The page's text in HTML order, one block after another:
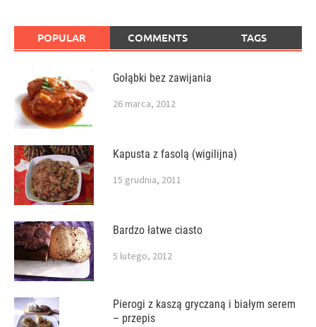
POPULAR COMMENTS TAGS
Gołąbki bez zawijania
26 marca, 2012
Kapusta z fasolą (wigilijna)
15 grudnia, 2011
Bardzo łatwe ciasto
5 lutego, 2012
Pierogi z kaszą gryczaną i białym serem
– przepis